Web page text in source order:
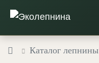
Каталог лепнины